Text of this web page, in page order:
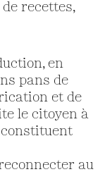
recettes,
en
pans de
et de
le citoyen à
au